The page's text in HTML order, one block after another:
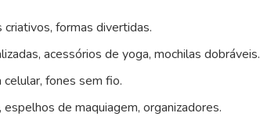
formas divertidas.
acessórios de yoga, mochilas dobráveis.
fones sem fio.
espelhos de maquiagem, organizadores.